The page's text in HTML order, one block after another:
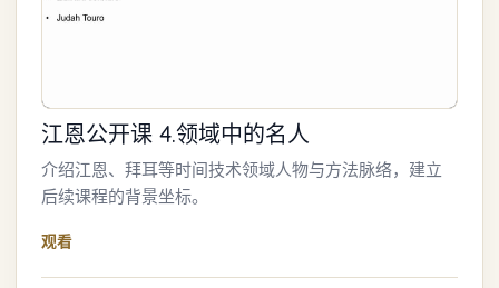
江恩公开课 4.领域中的名人
介绍江恩、拜耳等时间技术领域人物与方法脉络，建立
后续课程的背景坐标。
观看